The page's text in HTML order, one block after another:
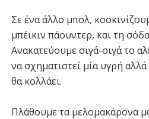
Σε ένα άλλο μπολ,
μπέικιν πάουντερ, και τη
Ανακατεύουμε σιγά-σιγά το
να σχηματιστεί μία υγρή
θα κολλάει.
Πλάθουμε τα μελομακάρονα